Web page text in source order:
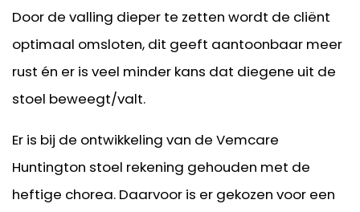
Door de valling dieper te zetten wordt de cliënt
optimaal omsloten, dit geeft aantoonbaar meer
rust én er is veel minder kans dat diegene uit de
stoel beweegt/valt.
Er is bij de ontwikkeling van de Vemcare
Huntington stoel rekening gehouden met de
heftige chorea. Daarvoor is er gekozen voor een